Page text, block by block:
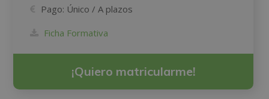
Pago: Único / A plazos
Ficha Formativa
¡Quiero matricularme!